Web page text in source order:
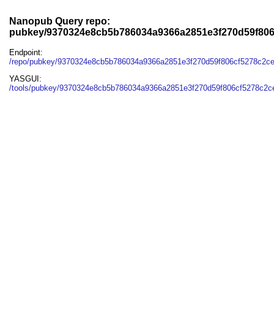
Nanopub Query repo:
pubkey/
Endpoint:
/repo/pubkey/
YASGUI:
/tools/pubkey/